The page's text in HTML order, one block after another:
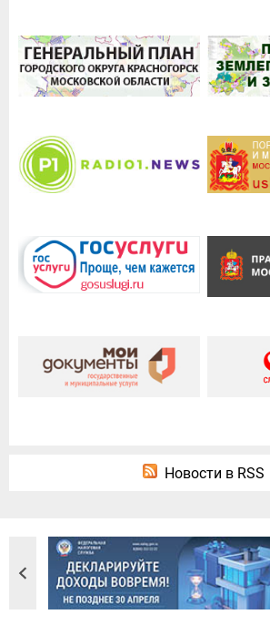
Новости в RSS